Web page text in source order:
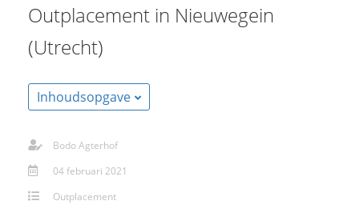
Outplacement in Nieuwegein
(Utrecht)
Inhoudsopgave
Bodo Agterhof
04 februari 2021
Outplacement
deze
kan de